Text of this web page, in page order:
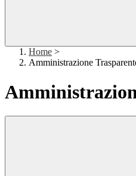
Home >
Amministrazione